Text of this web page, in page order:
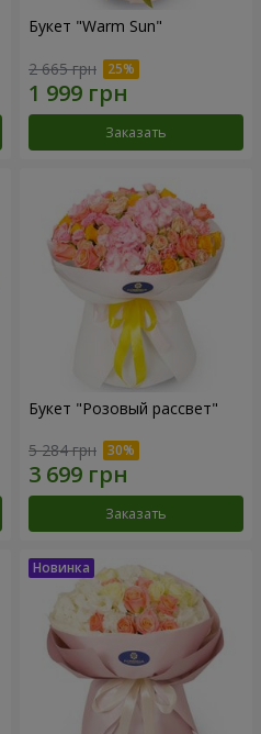
Букет "Warm Sun"
2 665 грн
Заказать
Букет "Розовый рассвет"
5 284 грн
Заказать